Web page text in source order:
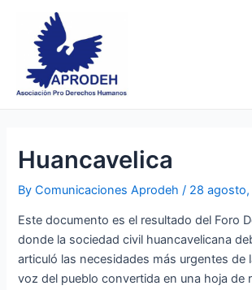
content
Huancavelica
ByComunicaciones Aprodeh/ 28
Este documento es el resultado del Foro
donde la sociedad civil huancavelicana
articuló las necesidades más urgentes de
voz del pueblo convertida en una hoja de
navigation